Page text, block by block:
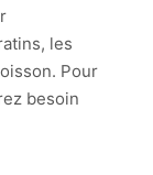
les
Pour
besoin